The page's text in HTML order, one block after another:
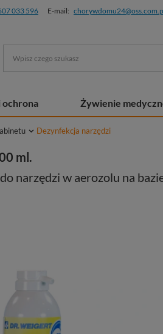
033 596 E-mail:
ochrona Żywienie
Dezynfekcja narzędzi
ml.
narzędzi w aerozolu na